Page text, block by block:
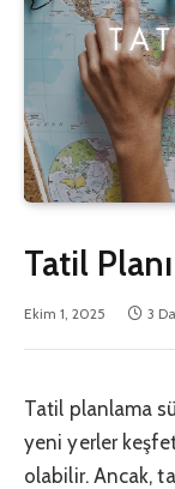
Tatil
Ekim 1, 2025 3
Tatil planlama
yeni yerler
olabilir. Ancak,